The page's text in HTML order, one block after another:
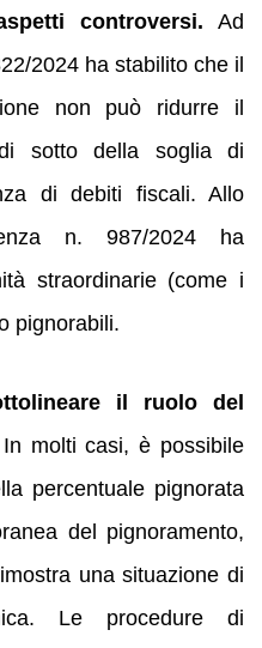
controversi. Ad
2024 ha stabilito che il
non può ridurre il
sotto della soglia di
di debiti fiscali. Allo
n. 987/2024 ha
straordinarie (come i
pignorabili.
il ruolo del
In molti casi, è possibile
percentuale pignorata
del pignoramento,
una situazione di
Le procedure di